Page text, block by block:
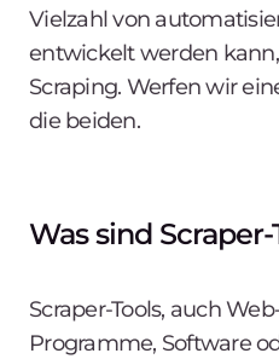
Vielzahl von
entwickelt werden
Scraping. Werfen wir
die beiden.
Was sind Scraper-
Scraper-Tools, auch
Programme, Software